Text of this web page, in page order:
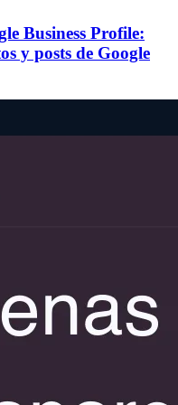
Business Profile:
y posts de Google